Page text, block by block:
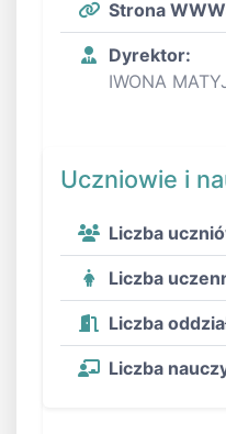
Strona
Dyrektor:
IWONA
Uczniowie i
Liczba
Liczba
Liczba
Liczba